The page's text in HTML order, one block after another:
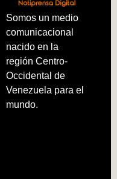
Somos un medio
comunicacional
nacido en la
región Centro-
Occidental de
Venezuela para el
mundo.